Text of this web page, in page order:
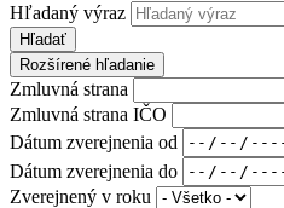
Hľadaný výraz
Hľadať
Rozšírené hľadanie
Zmluvná strana
Zmluvná strana IČO
Dátum zverejnenia od
Dátum zverejnenia do
Zverejnený v roku